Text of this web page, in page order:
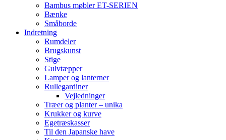
Bambus møbler ET-SERIEN
Bænke
Småborde
Indretning
Rumdeler
Brugskunst
Stige
Gulvtæpper
Lamper og lanterner
Rullegardiner
Vejledninger
Træer og planter – unika
Krukker og kurve
Egetræskasser
Til den Japanske have